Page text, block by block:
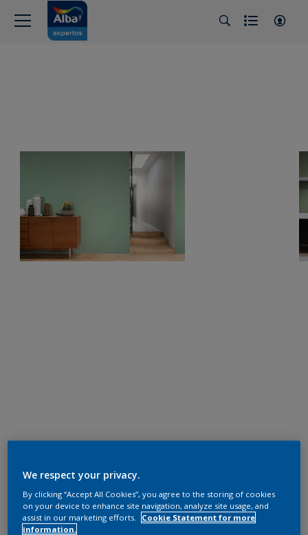
We respect your privacy.
By clicking “Accept All Cookies”, you agree to the storing of cookies
on your device to enhance site navigation, analyze site usage, and
assist in our marketing efforts.
Cookie Statement for more
information.